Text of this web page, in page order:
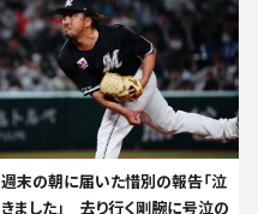
週末の朝に届いた惜別の報告「泣
きました」 去り行く剛腕に号泣の